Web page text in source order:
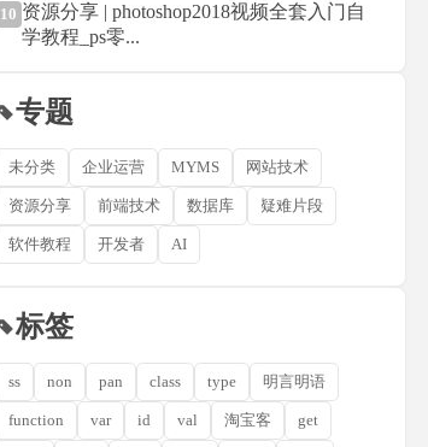
10 资源分享 | photoshop2018视频全套入门自
学教程_ps零...
专题
未分类 企业运营 MYMS 网站技术
资源分享 前端技术 数据库 疑难片段
软件教程 开发者 AI
标签
ss non pan class type 明言明语
function var id val 淘宝客 get